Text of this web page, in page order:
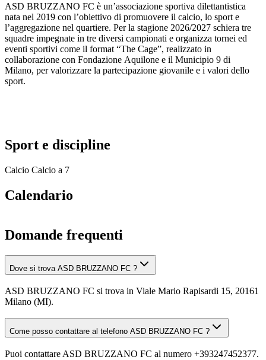
ASD BRUZZANO FC è un’associazione sportiva dilettantistica
nata nel 2019 con l’obiettivo di promuovere il calcio, lo sport e
l’aggregazione nel quartiere. Per la stagione 2026/2027 schiera tre
squadre impegnate in tre diversi campionati e organizza tornei ed
eventi sportivi come il format “The Cage”, realizzato in
collaborazione con Fondazione Aquilone e il Municipio 9 di
Milano, per valorizzare la partecipazione giovanile e i valori dello
sport.
Sport e discipline
Calcio Calcio a 7
Calendario
Domande frequenti
Dove si trova ASD BRUZZANO FC ?
ASD BRUZZANO FC si trova in Viale Mario Rapisardi 15, 20161
Milano (MI).
Come posso contattare al telefono ASD BRUZZANO FC ?
Puoi contattare ASD BRUZZANO FC al numero +393247452377.